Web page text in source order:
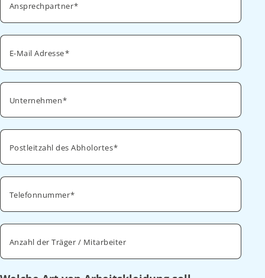
Ansprechpartner
E-Mail Adresse
Unternehmen
Postleitzahl des Abholortes
Telefonnummer
Anzahl der Träger / Mitarbeiter